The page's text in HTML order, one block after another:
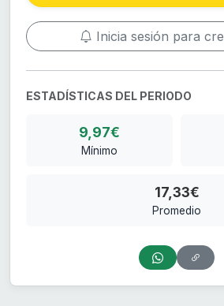
Inicia sesión para
ESTADÍSTICAS DEL PERIODO
9,97€
Mínimo
17,33€
Promedio